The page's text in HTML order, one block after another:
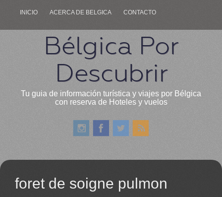
INICIO ACERCA DE BELGICA CONTACTO
Bélgica Por
Descubrir
Tu guia de información turística y viajes por Bélgica
con reserva de Hoteles y vuelos
foret de soigne pulmon